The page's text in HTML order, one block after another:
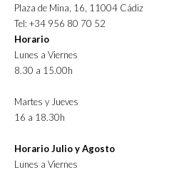
Plaza de Mina, 16, 11004 Cádiz
Tel: +34 956 80 70 52
Horario
Lunes a Viernes
8.30 a 15.00h
Martes y Jueves
16 a 18.30h
Horario Julio y Agosto
Lunes a Viernes